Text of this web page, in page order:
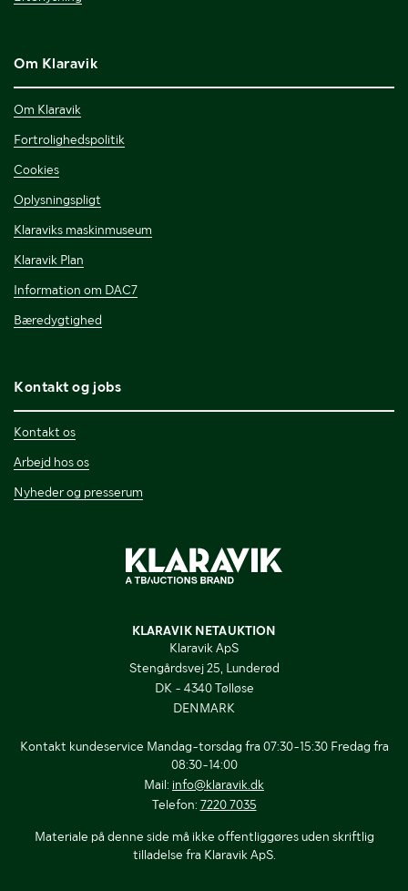
Om Klaravik
Om Klaravik
Fortrolighedspolitik
Cookies
Oplysningspligt
Klaraviks maskinmuseum
Klaravik Plan
Information om DAC7
Bæredygtighed
Kontakt og jobs
Kontakt os
Arbejd hos os
Nyheder og presserum
KLARAVIK NETAUKTION
Klaravik ApS
Stengårdsvej 25, Lunderød
DK - 4340 Tølløse
DENMARK
Kontakt kundeservice Mandag-torsdag fra 07:30-15:30 Fredag fra
08:30-14:00
Mail: info@klaravik.dk
Telefon: 7220 7035
Materiale på denne side må ikke offentliggøres uden skriftlig
tilladelse fra Klaravik ApS.